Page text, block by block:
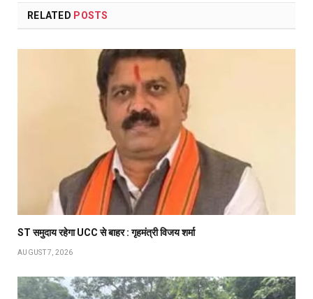
RELATED POSTS
ST समुदाय रहेगा UCC से बाहर : गृहमंत्री विजय शर्मा
AUGUST 7, 2026